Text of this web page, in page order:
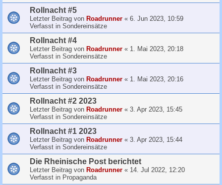
Rollnacht #5
Letzter Beitrag von Roadrunner « 6. Jun 2023, 10:59
Verfasst in Sondereinsätze
Rollnacht #4
Letzter Beitrag von Roadrunner « 1. Mai 2023, 20:18
Verfasst in Sondereinsätze
Rollnacht #3
Letzter Beitrag von Roadrunner « 1. Mai 2023, 20:16
Verfasst in Sondereinsätze
Rollnacht #2 2023
Letzter Beitrag von Roadrunner « 3. Apr 2023, 15:45
Verfasst in Sondereinsätze
Rollnacht #1 2023
Letzter Beitrag von Roadrunner « 3. Apr 2023, 15:44
Verfasst in Sondereinsätze
Die Rheinische Post berichtet
Letzter Beitrag von Roadrunner « 14. Jul 2022, 12:20
Verfasst in Propaganda